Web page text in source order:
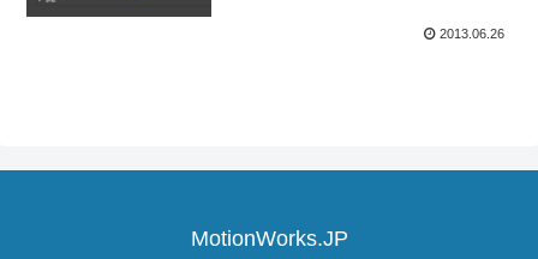
2013.06.26
MotionWorks.JP